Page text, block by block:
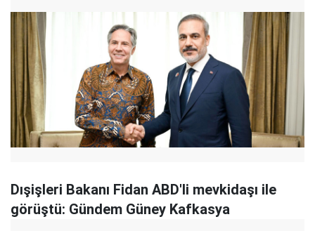
Dışişleri Bakanı Fidan ABD'li mevkidaşı ile
görüştü: Gündem Güney Kafkasya